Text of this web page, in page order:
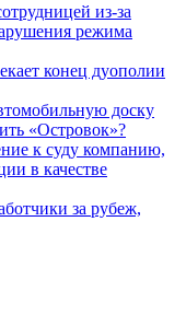
из-за
режима
конец дуополии
доску
«Островок»?
к суду компанию,
в качестве
за рубеж,